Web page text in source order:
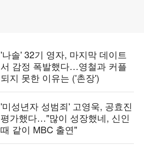
'나솔' 32기 영자, 마지막 데이트
서 감정 폭발했다…영철과 커플
되지 못한 이유는 ('촌장')
'미성년자 성범죄' 고영욱, 공효진
평가했다…"많이 성장했네, 신인
때 같이 MBC 출연"